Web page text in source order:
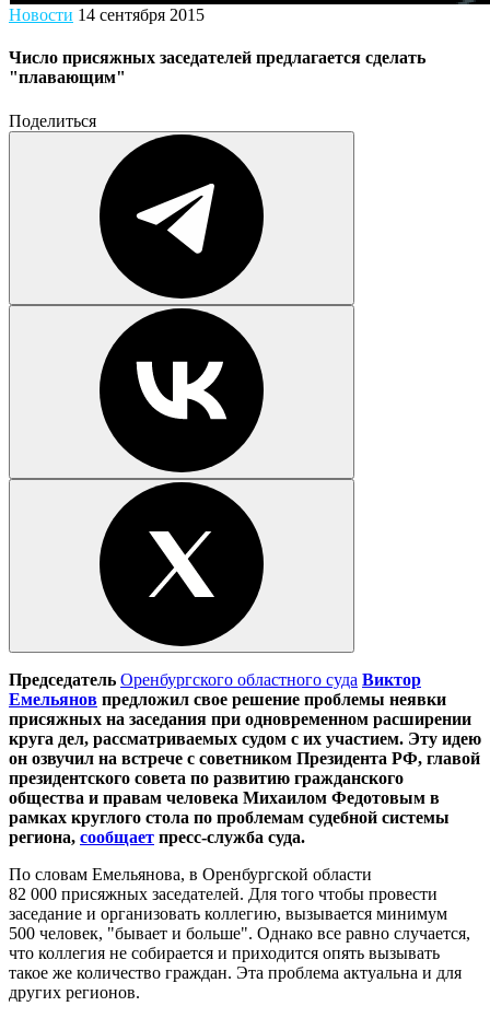
Новости 14 сентября 2015
Число присяжных заседателей предлагается сделать
"плавающим"
Поделиться
Председатель Оренбургского областного суда Виктор
Емельянов предложил свое решение проблемы неявки
присяжных на заседания при одновременном расширении
круга дел, рассматриваемых судом с их участием. Эту идею
он озвучил на встрече с советником Президента РФ, главой
президентского совета по развитию гражданского
общества и правам человека Михаилом Федотовым в
рамках круглого стола по проблемам судебной системы
региона, сообщает пресс-служба суда.
По словам Емельянова, в Оренбургской области
82 000 присяжных заседателей. Для того чтобы провести
заседание и организовать коллегию, вызывается минимум
500 человек, "бывает и больше". Однако все равно случается,
что коллегия не собирается и приходится опять вызывать
такое же количество граждан. Эта проблема актуальна и для
других регионов.